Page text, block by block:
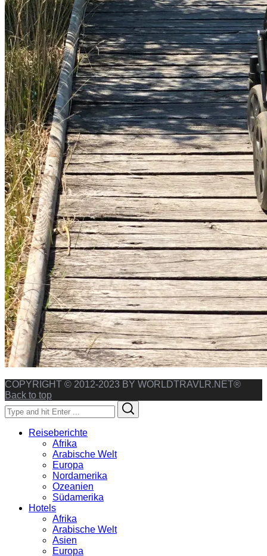
COPYRIGHT © 2012-2023 BY WORLDTRAVLR.NET®
Back to top
Search
for:
Reiseberichte
Afrika
Arabische Welt
Europa
Nordamerika
Ozeanien
Südamerika
Hotels
Afrika
Arabische Welt
Asien
Europa